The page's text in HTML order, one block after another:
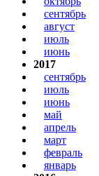
сентябрь
август
июль
июнь
2017
сентябрь
июль
июнь
май
апрель
март
февраль
январь